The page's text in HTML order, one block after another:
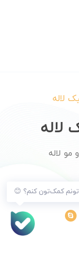
کمک‌تون کنم؟ 😊
لاله
لاله
لاله